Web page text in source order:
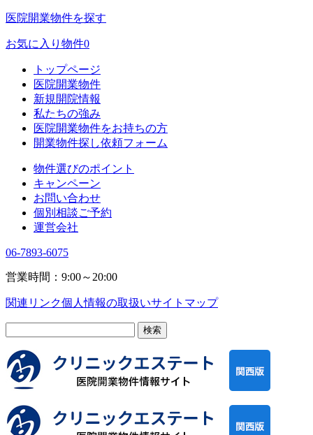
医院開業物件を探す
お気に入り物件0
トップページ
医院開業物件
新規開院情報
私たちの強み
医院開業物件をお持ちの方
開業物件探し依頼フォーム
物件選びのポイント
キャンペーン
お問い合わせ
個別相談ご予約
運営会社
06-7893-6075
営業時間：9:00～20:00
関連リンク個人情報の取扱いサイトマップ